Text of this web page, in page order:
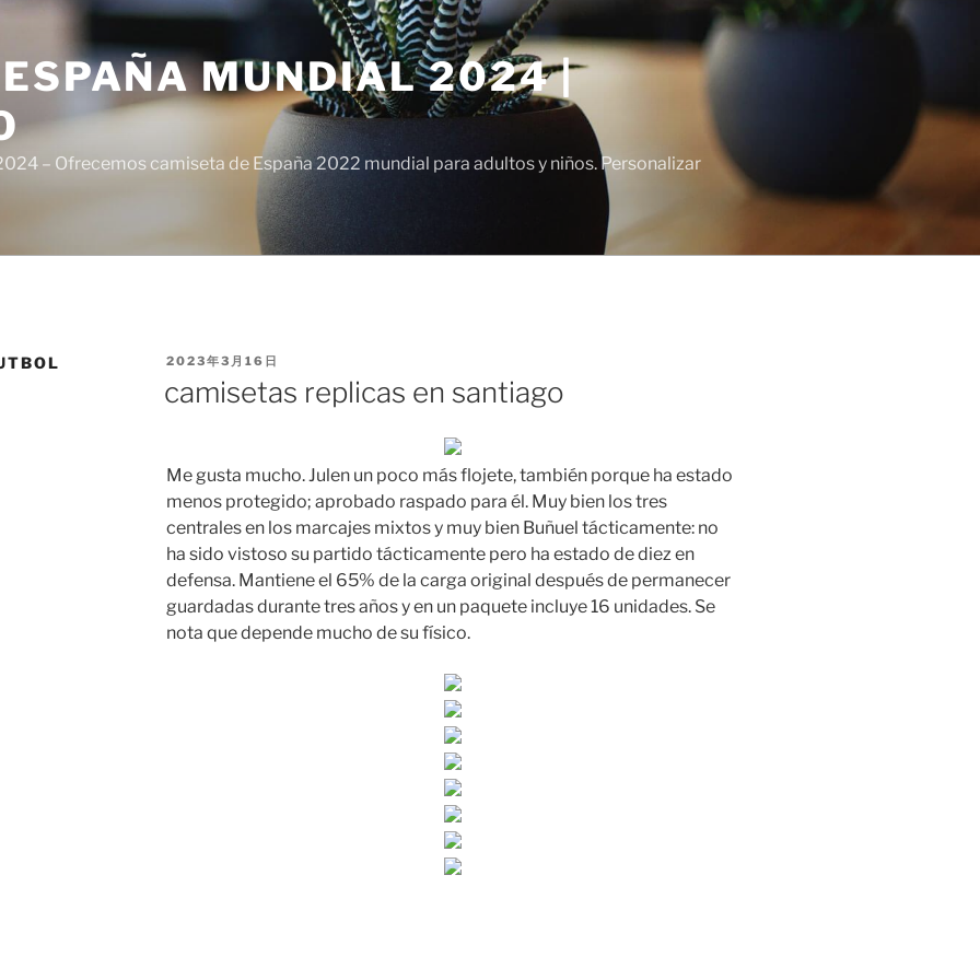
MUNDIAL 2024 |
– Ofrecemos camiseta de España 2022 mundial para adultos y niños. Personalizar
PUBLICADO
2023年3月16日
camisetas replicas en santiago
Me gusta mucho. Julen un poco más flojete, también porque ha estado
menos protegido; aprobado raspado para él. Muy bien los tres
centrales en los marcajes mixtos y muy bien Buñuel tácticamente: no
ha sido vistoso su partido tácticamente pero ha estado de diez en
defensa. Mantiene el 65% de la carga original después de permanecer
guardadas durante tres años y en un paquete incluye 16 unidades. Se
nota que depende mucho de su físico.